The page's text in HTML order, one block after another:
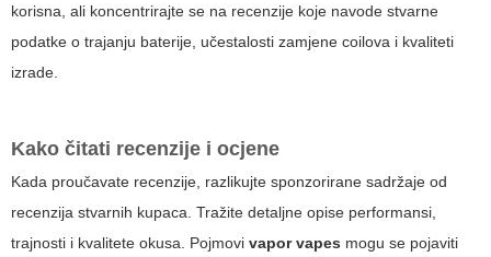
korisna, ali koncentrirajte se na recenzije koje navode stvarne
podatke o trajanju baterije, učestalosti zamjene coilova i kvaliteti
izrade.
Kako čitati recenzije i ocjene
Kada proučavate recenzije, razlikujte sponzorirane sadržaje od
recenzija stvarnih kupaca. Tražite detaljne opise performansi,
trajnosti i kvalitete okusa. Pojmovi vapor vapes mogu se pojaviti